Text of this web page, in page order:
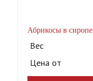
Абрикосы в
Вес
Цена от